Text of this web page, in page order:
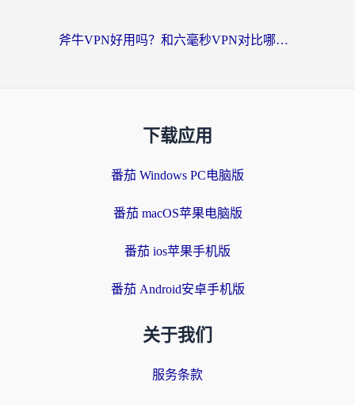
斧牛VPN好用吗？和六毫秒VPN对比哪个回国效果更好？海外党亲测实用指南
下载应用
番茄 Windows PC电脑版
番茄 macOS苹果电脑版
番茄 ios苹果手机版
番茄 Android安卓手机版
关于我们
服务条款